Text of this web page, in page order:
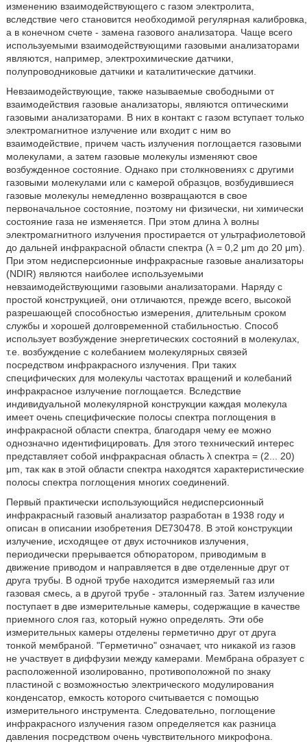
изменению взаимодействующего с газом электролита,
вследствие чего становится необходимой регулярная калибровка,
а в конечном счете - замена газового анализатора. Чаще всего
используемыми взаимодействующими газовыми анализаторами
являются, например, электрохимические датчики,
полупроводниковые датчики и каталитические датчики.
Невзаимодействующие, также называемые свободными от
взаимодействия газовые анализаторы, являются оптическими
газовыми анализаторами. В них в контакт с газом вступает только
электромагнитное излучение или входит с ним во
взаимодействие, причем часть излучения поглощается газовыми
молекулами, а затем газовые молекулы изменяют свое
возбужденное состояние. Однако при столкновениях с другими
газовыми молекулами или с камерой образцов, возбудившиеся
газовые молекулы немедленно возвращаются в свое
первоначальное состояние, поэтому ни физически, ни химически
состояние газа не изменяется. При этом длина λ волны
электромагнитного излучения простирается от ультрафиолетовой
до дальней инфракрасной области спектра (λ = 0,2 μm до 20 μm).
При этом недисперсионные инфракрасные газовые анализаторы
(NDIR) являются наиболее используемыми
невзаимодействующими газовыми анализаторами. Наряду с
простой конструкцией, они отличаются, прежде всего, высокой
разрешающей способностью измерения, длительным сроком
службы и хорошей долговременной стабильностью. Способ
использует возбуждение энергетических состояний в молекулах,
т.е. возбуждение с колебанием молекулярных связей
посредством инфракрасного излучения. При таких
специфических для молекулы частотах вращений и колебаний
инфракрасное излучение поглощается. Вследствие
индивидуальной молекулярной конструкции каждая молекула
имеет очень специфические полосы спектра поглощения в
инфракрасной области спектра, благодаря чему ее можно
однозначно идентифицировать. Для этого технический интерес
представляет собой инфракрасная область λ спектра = (2... 20)
μm, так как в этой области спектра находятся характеристические
полосы спектра поглощения многих соединений.
Первый практически использующийся недисперсионный
инфракрасный газовый анализатор разработан в 1938 году и
описан в описании изобретения DE730478. В этой конструкции
излучение, исходящее от двух источников излучения,
периодически прерывается обтюратором, приводимым в
движение приводом и направляется в две отделенные друг от
друга трубы. В одной трубе находится измеряемый газ или
газовая смесь, а в другой трубе - эталонный газ. Затем излучение
поступает в две измерительные камеры, содержащие в качестве
приемного слоя газ, который нужно определять. Эти обе
измерительных камеры отделены герметично друг от друга
тонкой мембраной. "Герметично" означает, что никакой из газов
не участвует в диффузии между камерами. Мембрана образует с
расположенной изолированно, противоположной по знаку
пластиной с возможностью электрического модулирования
конденсатор, емкость которого считывается с помощью
измерительного инструмента. Следовательно, поглощение
инфракрасного излучения газом определяется как разница
давления посредством очень чувствительного микрофона.